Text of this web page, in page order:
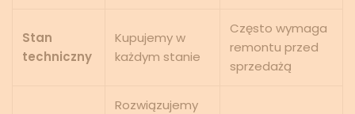
Stan
techniczny
Kupujemy w
każdym stanie
Często wymaga
remontu przed
sprzedażą
Rozwiązujemy